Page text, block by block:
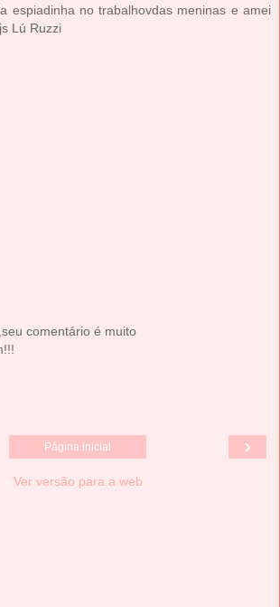
espiadinha no trabalhovdas meninas e amei
Lú Ruzzi
comentário é muito
›
Página inicial
Ver versão para a web